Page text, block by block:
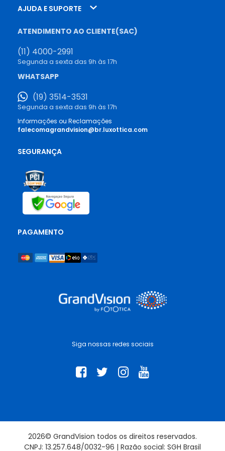
Siga nossas redes sociais
AJUDA E SUPORTE
ATENDIMENTO AO CLIENTE(SAC)
(11) 4000-2991
Segunda a sexta das 9h às 17h
WHATSAPP
(19) 3514-3531
Segunda a sexta das 9h às 17h
Informações ou Reclamações
falecomagrandvision@br.luxottica.com
SEGURANÇA
PAGAMENTO
2026© GrandVision todos os direitos reservados.
CNPJ: 13.257.648/0032-96 | Razão social: SGH Brasil